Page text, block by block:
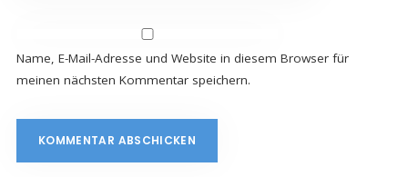
Name, E-Mail-Adresse und Website in diesem Browser für
meinen nächsten Kommentar speichern.